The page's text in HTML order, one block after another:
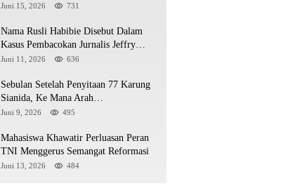
Juni 15, 2026 731
Nama Rusli Habibie Disebut Dalam
Kasus Pembacokan Jurnalis Jeffry
Rumampuk
Juni 11, 2026 636
Sebulan Setelah Penyitaan 77 Karung
Sianida, Ke Mana Arah
Penyidikannya?
Juni 9, 2026 495
Mahasiswa Khawatir Perluasan Peran
TNI Menggerus Semangat Reformasi
Juni 13, 2026 484